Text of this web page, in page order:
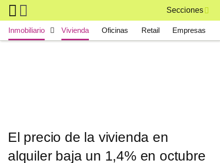
Skip to main content
Secciones
Main navigation
Inmobiliario Vivienda Oficinas Retail Empresas
El precio de la vivienda en
alquiler baja un 1,4% en octubre